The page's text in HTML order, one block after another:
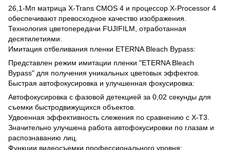
26,1-Мп матрица X-Trans CMOS 4 и процессор X-Processor 4
обеспечивают превосходное качество изображения.
Технология цветопередачи FUJIFILM, отработанная
десятилетиями.
Имитация отбеливания пленки ETERNA Bleach Bypass:
Представлен режим имитации пленки "ETERNA Bleach
Bypass" для получения уникальных цветовых эффектов.
Быстрая автофокусировка и улучшенная фокусировка:
Автофокусировка с фазовой детекцией за 0,02 секунды для
съемки быстродвижущихся объектов.
Удвоенная эффективность слежения по сравнению с X-T3.
Значительно улучшена работа автофокусировки по глазам и
распознаванию лиц.
Функции видеосъемки профессионального уровня: